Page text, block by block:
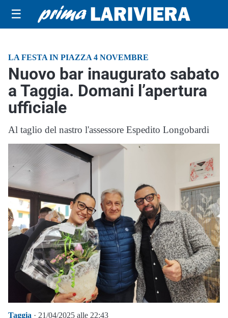
☰
LA FESTA IN PIAZZA 4 NOVEMBRE
Nuovo bar inaugurato sabato
a Taggia. Domani l’apertura
ufficiale
Al taglio del nastro l'assessore Espedito Longobardi
Taggia · 21/04/2025 alle 22:43